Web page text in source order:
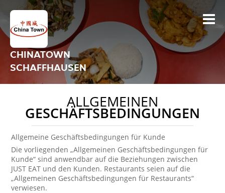
CHINATOWN
SCHAFFHAUSEN
ALLGEMEINEN
GESCHÄFTSBEDINGUNGEN
Allgemeine Geschäftsbedingungen für Kunde
Die vorliegenden „Allgemeinen Geschäftsbedingungen für
Kunde“ sind anwendbar auf die Beziehungen zwischen
JUST EAT und den Kunden. Restaurants seien auf die
„Allgemeinen Geschäftsbedingungen für Restaurants“
verwiesen.